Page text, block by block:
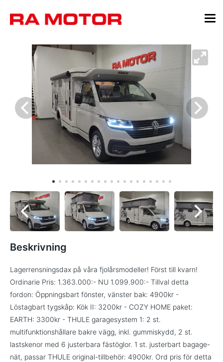
Beskrivning
Lagerrensningsdax på våra fjolårsmodeller! Först till kvarn!
Ordinarie Pris: 1.363.000:- NU 1.099.900:- Tillval detta
fordon: Öppningsbart fönster, vänster bak: 4900kr -
Löstagbart tygskåp: Kök II: 3200kr - COZY HOME paket:
EARTH: 3300kr - THULE garagesystem 1: 2 st.
multifunktionshållare bakre vägg, inkl. gummiskydd, 2 st.
lastskenor med 6 justerbara fästöglor. 1 st. justerbart bagage-
nät, passar THULE original-tillbehör: 4900kr. Ord pris för detta